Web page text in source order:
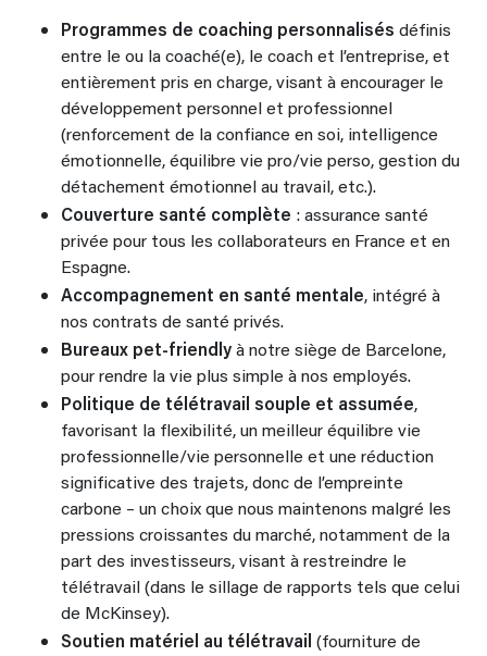
Programmes de coaching personnalisés définis
entre le ou la coaché(e), le coach et l’entreprise, et
entièrement pris en charge, visant à encourager le
développement personnel et professionnel
(renforcement de la confiance en soi, intelligence
émotionnelle, équilibre vie pro/vie perso, gestion du
détachement émotionnel au travail, etc.).
Couverture santé complète : assurance santé
privée pour tous les collaborateurs en France et en
Espagne.
Accompagnement en santé mentale, intégré à
nos contrats de santé privés.
Bureaux pet-friendly à notre siège de Barcelone,
pour rendre la vie plus simple à nos employés.
Politique de télétravail souple et assumée,
favorisant la flexibilité, un meilleur équilibre vie
professionnelle/vie personnelle et une réduction
significative des trajets, donc de l’empreinte
carbone – un choix que nous maintenons malgré les
pressions croissantes du marché, notamment de la
part des investisseurs, visant à restreindre le
télétravail (dans le sillage de rapports tels que celui
de McKinsey).
Soutien matériel au télétravail (fourniture de